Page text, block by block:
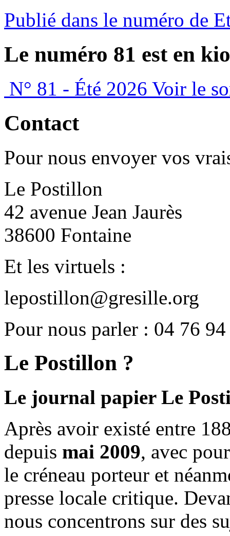
Publié dans le numéro de
Le numéro 81 est en
N° 81 - Été 2026 Voir le
Contact
Pour nous envoyer vos
Le Postillon
42 avenue Jean Jaurès
38600 Fontaine
Et les virtuels :
lepostillon@gresille.org
Pour nous parler : 04 76
Le Postillon ?
Le journal papier Le
Après avoir existé entre
depuis mai 2009, avec
le créneau porteur et
presse locale critique.
nous concentrons sur des